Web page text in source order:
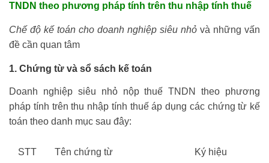
TNDN theo phương pháp tính trên thu nhập tính thuế
Chế độ kế toán cho doanh nghiệp siêu nhỏ và những vấn
đề cần quan tâm
1. Chứng từ và sổ sách kế toán
Doanh nghiệp siêu nhỏ nộp thuế TNDN theo phương
pháp tính trên thu nhập tính thuế áp dụng các chứng từ kế
toán theo danh mục sau đây:
STT Tên chứng từ Ký hiệu